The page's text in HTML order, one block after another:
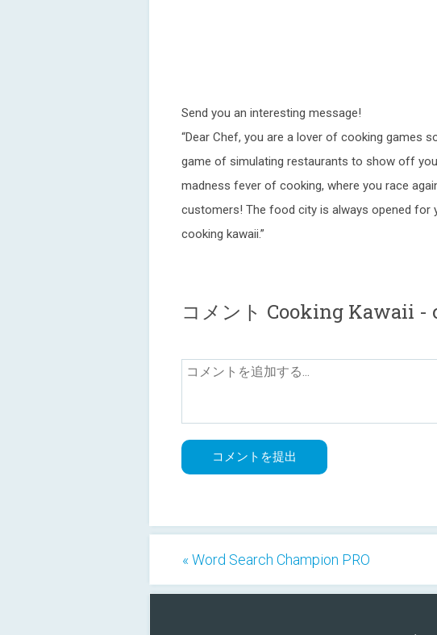
Send you an interesting message!
“Dear Chef, you are a lover of cooking games
game of simulating restaurants to show off
madness fever of cooking, where you race
customers! The food city is always opened for
cooking kawaii.”
コメント Cooking Kawaii -
« Word Search Champion PRO